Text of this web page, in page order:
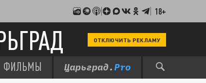
18+
ОТКЛЮЧИТЬ РЕКЛАМУ
ФИЛЬМЫ